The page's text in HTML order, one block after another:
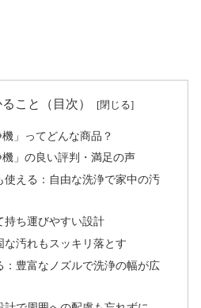
こと（目次）
」ってどんな商品？
機」の良い評判・満足の声
使える：自由な洗浄で家中の汚
持ち運びやすい設計
な汚れもスッキリ落とす
：豊富なノズルで洗浄の幅が広